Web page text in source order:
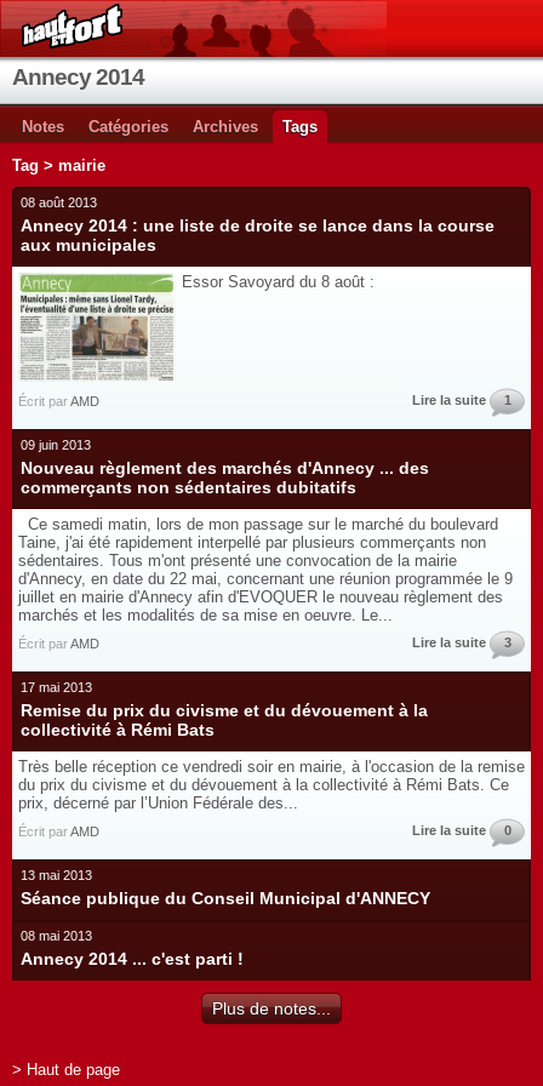
Annecy 2014
Notes Catégories Archives Tags
Tag > mairie
08 août 2013
Annecy 2014 : une liste de droite se lance dans la course
aux municipales
Essor Savoyard du 8 août :
Écrit parAMD Lire la suite 1
09 juin 2013
Nouveau règlement des marchés d'Annecy ... des
commerçants non sédentaires dubitatifs
Ce samedi matin, lors de mon passage sur le marché du boulevard
Taine, j'ai été rapidement interpellé par plusieurs commerçants non
sédentaires. Tous m'ont présenté une convocation de la mairie
d'Annecy, en date du 22 mai, concernant une réunion programmée le 9
juillet en mairie d'Annecy afin d'EVOQUER le nouveau règlement des
marchés et les modalités de sa mise en oeuvre. Le...
Écrit parAMD Lire la suite 3
17 mai 2013
Remise du prix du civisme et du dévouement à la
collectivité à Rémi Bats
Très belle réception ce vendredi soir en mairie, à l'occasion de la remise
du prix du civisme et du dévouement à la collectivité à Rémi Bats. Ce
prix, décerné par l’Union Fédérale des...
Écrit parAMD Lire la suite 0
13 mai 2013
Séance publique du Conseil Municipal d'ANNECY
08 mai 2013
Annecy 2014 ... c'est parti !
Plus de notes...
> Haut de page